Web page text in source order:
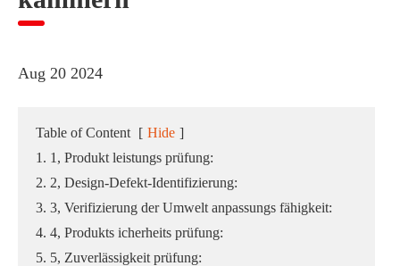
Aug 20 2024
Table of Content [ Hide ]
1. 1, Produkt leistungs prüfung:
2. 2, Design-Defekt-Identifizierung:
3. 3, Verifizierung der Umwelt anpassungs fähigkeit:
4. 4, Produkts icherheits prüfung:
5. 5, Zuverlässigkeit prüfung: